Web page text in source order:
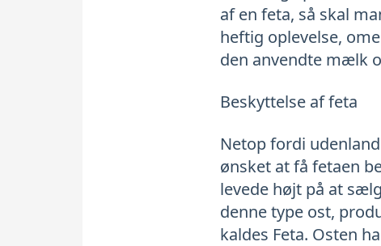
af en feta, så skal
heftig oplevelse,
den anvendte mælk
Beskyttelse af feta
Netop fordi
ønsket at få fetaen
levede højt på at
denne type ost,
kaldes Feta. Osten